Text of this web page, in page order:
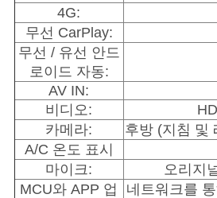
4G:
무선 CarPlay:
무선 / 유선 안드
로이드 자동:
AV IN:
비디오:
카메라:
후방 (지침 및
A/C 온도 표시
마이크:
오리지
MCU와 APP 업
네트워크를